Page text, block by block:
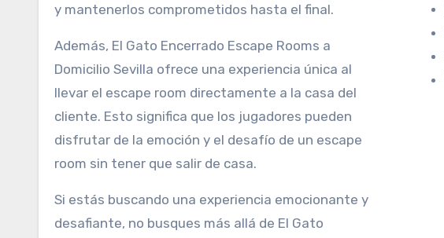
y mantenerlos comprometidos hasta el final.
Además, El Gato Encerrado Escape Rooms a
Domicilio Sevilla ofrece una experiencia única al
llevar el escape room directamente a la casa del
cliente. Esto significa que los jugadores pueden
disfrutar de la emoción y el desafío de un escape
room sin tener que salir de casa.
Si estás buscando una experiencia emocionante y
desafiante, no busques más allá de El Gato